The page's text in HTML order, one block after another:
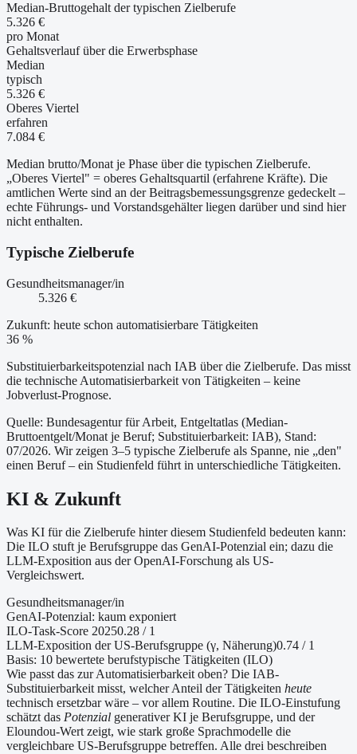
Median-Bruttogehalt der typischen Zielberufe
5.326 €
pro Monat
Gehaltsverlauf über die Erwerbsphase
Median
typisch
5.326 €
Oberes Viertel
erfahren
7.084 €
Median brutto/Monat je Phase über die typischen Zielberufe.
„Oberes Viertel" = oberes Gehaltsquartil (erfahrene Kräfte). Die
amtlichen Werte sind an der Beitragsbemessungsgrenze gedeckelt –
echte Führungs- und Vorstandsgehälter liegen darüber und sind hier
nicht enthalten.
Typische Zielberufe
Gesundheitsmanager/in
5.326 €
Zukunft: heute schon automatisierbare Tätigkeiten
36 %
Substituierbarkeitspotenzial nach IAB über die Zielberufe. Das misst
die technische Automatisierbarkeit von Tätigkeiten – keine
Jobverlust-Prognose.
Quelle: Bundesagentur für Arbeit, Entgeltatlas (Median-
Bruttoentgelt/Monat je Beruf; Substituierbarkeit: IAB), Stand:
07/2026. Wir zeigen 3–5 typische Zielberufe als Spanne, nie „den"
einen Beruf – ein Studienfeld führt in unterschiedliche Tätigkeiten.
KI & Zukunft
Was KI für die Zielberufe hinter diesem Studienfeld bedeuten kann:
Die ILO stuft je Berufsgruppe das GenAI-Potenzial ein; dazu die
LLM-Exposition aus der OpenAI-Forschung als US-
Vergleichswert.
Gesundheitsmanager/in
GenAI-Potenzial: kaum exponiert
ILO-Task-Score 20250.28 / 1
LLM-Exposition der US-Berufsgruppe (γ, Näherung)0.74 / 1
Basis: 10 bewertete berufstypische Tätigkeiten (ILO)
Wie passt das zur Automatisierbarkeit oben? Die IAB-
Substituierbarkeit misst, welcher Anteil der Tätigkeiten heute
technisch ersetzbar wäre – vor allem Routine. Die ILO-Einstufung
schätzt das Potenzial generativer KI je Berufsgruppe, und der
Eloundou-Wert zeigt, wie stark große Sprachmodelle die
vergleichbare US-Berufsgruppe betreffen. Alle drei beschreiben